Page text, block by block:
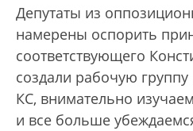
Депутаты из
намерены оспорить
соответствующего
создали рабочую группу
КС, внимательно
и все больше